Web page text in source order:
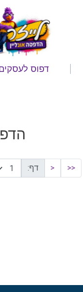
דפוס
<<
< דף: